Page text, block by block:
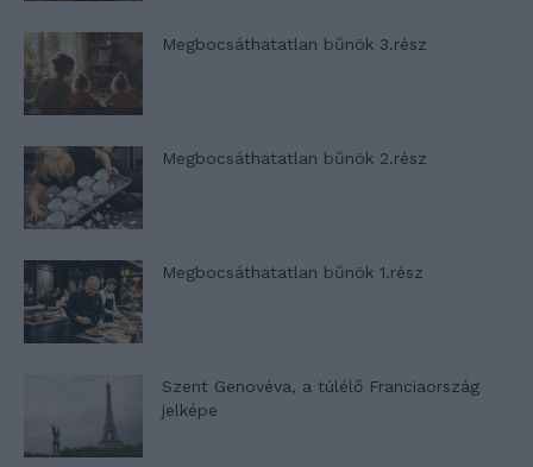
Megbocsáthatatlan bűnök 3.rész
Megbocsáthatatlan bűnök 2.rész
Megbocsáthatatlan bűnök 1.rész
Szent Genovéva, a túlélő Franciaország
jelképe